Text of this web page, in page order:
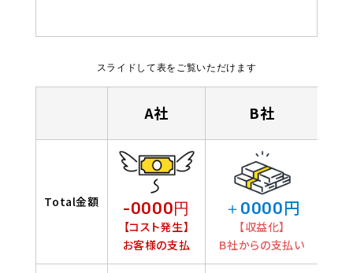
スライドして表をご覧いただけます
A社 B社
Total金額 -0000円
【コスト発生】
お客様の支払
＋0000円
【収益化】
B社からの支払い